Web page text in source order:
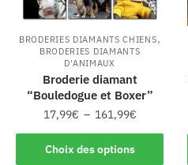
BRODERIES DIAMANTS CHIENS,
BRODERIES DIAMANTS
D'ANIMAUX
Broderie diamant
“Bouledogue et Boxer”
17,99€ – 161,99€
Choix des options